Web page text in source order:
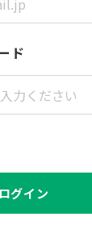
ド
ログイン